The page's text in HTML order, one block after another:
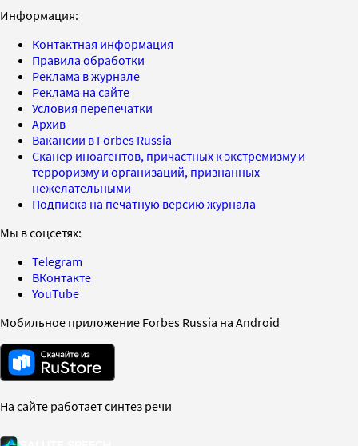
Информация:
Контактная информация
Правила обработки
Реклама в журнале
Реклама на сайте
Условия перепечатки
Архив
Вакансии в Forbes Russia
Сканер иноагентов, причастных к экстремизму и
терроризму и организаций, признанных
нежелательными
Подписка на печатную версию журнала
Мы в соцсетях:
Telegram
ВКонтакте
YouTube
Мобильное приложение Forbes Russia на Android
На сайте работает синтез речи